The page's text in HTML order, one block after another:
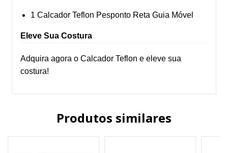
1 Calcador Teflon Pesponto Reta Guia Móvel
Eleve Sua Costura
Adquira agora o Calcador Teflon e eleve sua
costura!
Produtos similares